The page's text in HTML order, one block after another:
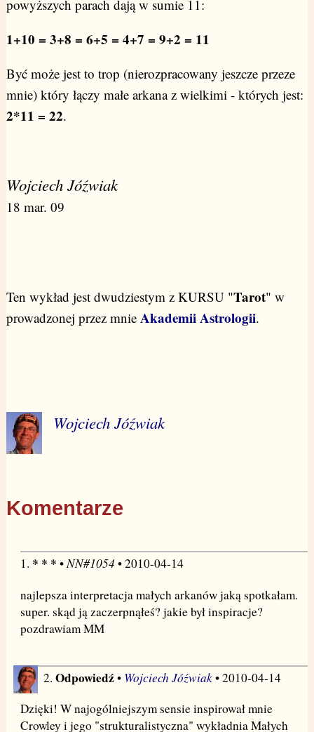
powyższych parach dają w sumie 11:
1+10 = 3+8 = 6+5 = 4+7 = 9+2 = 11
Być może jest to trop (nierozpracowany jeszcze przeze
mnie) który łączy małe arkana z wielkimi - których jest:
2*11 = 22.
Wojciech Jóźwiak
18 mar. 09
Ten wykład jest dwudziestym z KURSU "Tarot" w
prowadzonej przez mnie Akademii Astrologii.
Wojciech Jóźwiak
Komentarze
1. * * * •NN#1054• 2010-04-14
najlepsza interpretacja małych arkanów jaką spotkałam.
super. skąd ją zaczerpnąłeś? jakie był inspiracje?
pozdrawiam MM
2. Odpowiedź• Wojciech Jóźwiak• 2010-04-14
Dzięki! W najogólniejszym sensie inspirował mnie
Crowley i jego "strukturalistyczna" wykładnia Małych